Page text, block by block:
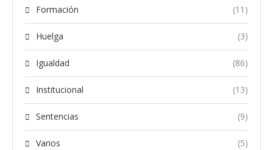
Formación (11)
Huelga (3)
Igualdad (86)
Institucional (13)
Sentencias (9)
Varios (5)